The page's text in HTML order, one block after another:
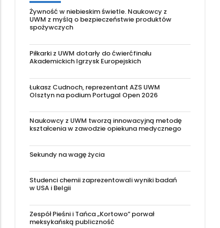
Żywność w niebieskim świetle. Naukowcy z
UWM z myślą o bezpieczeństwie produktów
spożywczych
Piłkarki z UWM dotarły do ćwierćfinału
Akademickich Igrzysk Europejskich
Łukasz Cudnoch, reprezentant AZS UWM
Olsztyn na podium Portugal Open 2026
Naukowcy z UWM tworzą innowacyjną metodę
kształcenia w zawodzie opiekuna medycznego
Sekundy na wagę życia
Studenci chemii zaprezentowali wyniki badań
w USA i Belgii
Zespół Pieśni i Tańca „Kortowo” porwał
meksykańską publiczność